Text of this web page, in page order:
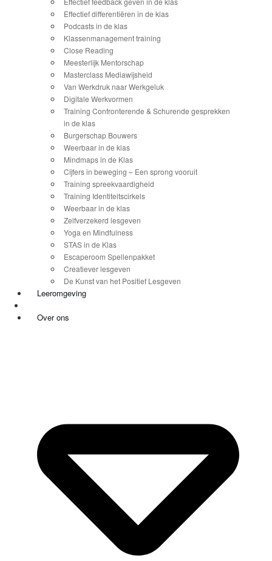
Effectief differentiëren in de klas
Podcasts in de klas
Klassenmanagement training
Close Reading
Meesterlijk Mentorschap
Masterclass Mediawijsheid
Van Werkdruk naar Werkgeluk
Digitale Werkvormen
Training Confronterende & Schurende gesprekken
in de klas
Burgerschap Bouwers
Weerbaar in de klas
Mindmaps in de Klas
Cijfers in beweging – Een sprong vooruit
Training spreekvaardigheid
Training Identiteitscirkels
Weerbaar in de klas
Zelfverzekerd lesgeven
Yoga en Mindfulness
STAS in de Klas
Escaperoom Spellenpakket
Creatiever lesgeven
De Kunst van het Positief Lesgeven
Leeromgeving
Over ons